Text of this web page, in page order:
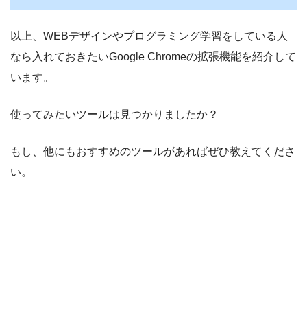
以上、WEBデザインやプログラミング学習をしている人
なら入れておきたいGoogle Chromeの拡張機能を紹介して
います。
使ってみたいツールは見つかりましたか？
もし、他にもおすすめのツールがあればぜひ教えてくださ
い。